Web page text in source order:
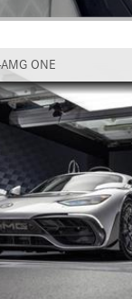
ONE